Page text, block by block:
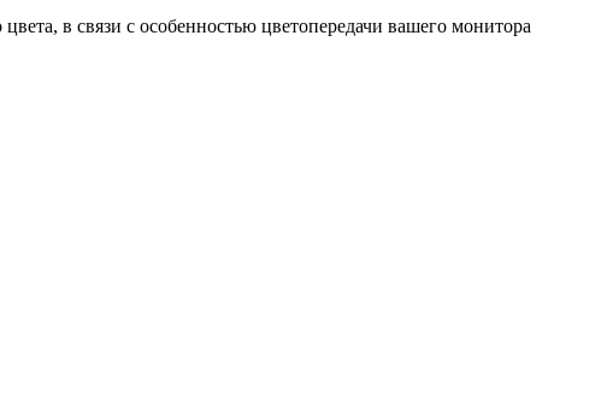
в связи с особенностью цветопередачи вашего монитора